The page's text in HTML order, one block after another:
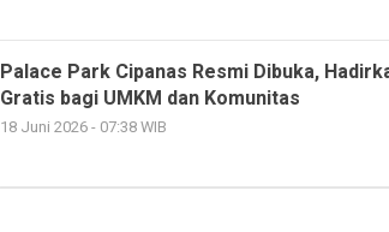
Palace Park Cipanas Resmi Dibuka,
Gratis bagi UMKM dan Komunitas
18 Juni 2026 - 07:38 WIB